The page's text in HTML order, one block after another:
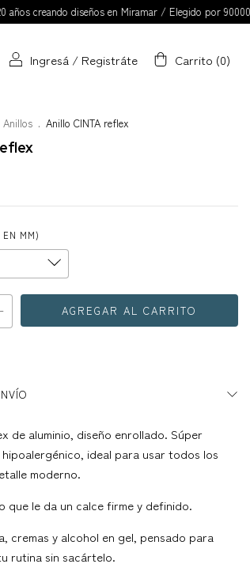
diseños en Miramar / Elegido por 90000
Ingresá / Registráte Carrito (0)
Anillos . Anillo CINTA reflex
EN MM)
de aluminio, diseño enrollado. Súper
ideal para usar todos los
moderno.
que le da un calce firme y definido.
cremas y alcohol en gel, pensado para
rutina sin sacártelo.